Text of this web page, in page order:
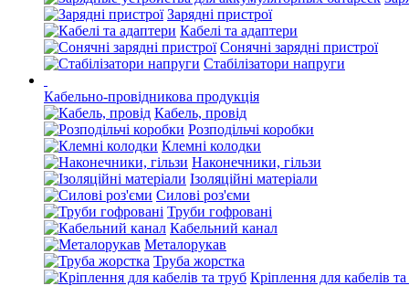
Зарядні пристрої
Кабелі та адаптери
Сонячні зарядні пристрої
Стабілізатори напруги
Кабельно-провідникова продукція
Кабель, провід
Розподільчі коробки
Клемні колодки
Наконечники, гільзи
Ізоляційні матеріали
Силові роз'єми
Труби гофровані
Кабельний канал
Металорукав
Труба жорстка
Кріплення для кабелів